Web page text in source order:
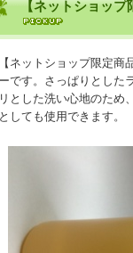
【ネットショッ
ネットショップ限定商
です。さっぱりとした
とした洗い心地のため
しても使用できます。